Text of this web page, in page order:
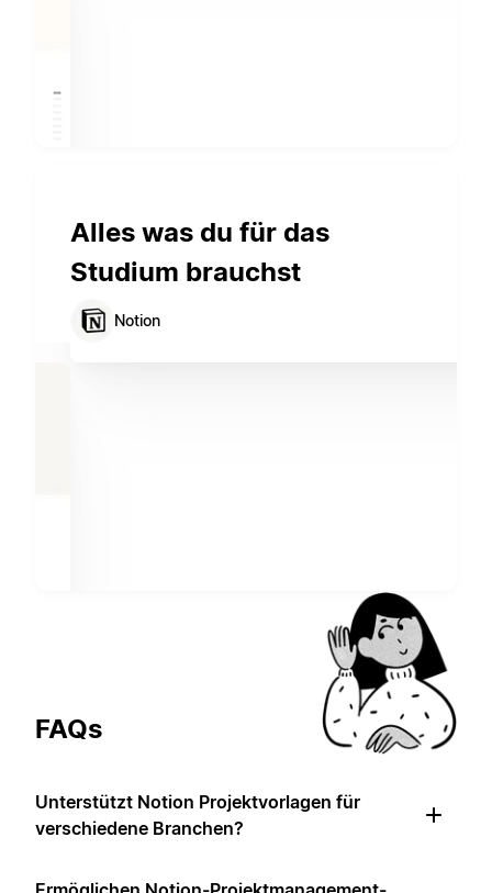
Alles was du für das
Studium brauchst
Notion
FAQs
Unterstützt Notion Projektvorlagen für
verschiedene Branchen?